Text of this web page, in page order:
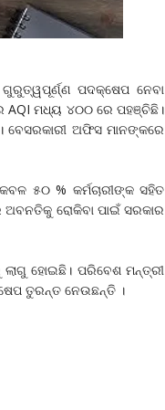
ପଦକ୍ଷେପ ନେବା
ମଧ୍ୟ ୪୦୦ ରେ ପହଞ୍ଚିଛି।
ଅଫିସ ମାନଙ୍କରେ
୫୦ % କର୍ମଚାରୀଙ୍କ ସହିତ
ଅବନତିକୁ ରୋକିବା ପାଇଁ ସରକାର
ଲାଗୁ ହୋଇଛି। ପରିବେଶ ମନ୍ତ୍ରୀ
ତୁରନ୍ତ ନେଉଛନ୍ତି ।